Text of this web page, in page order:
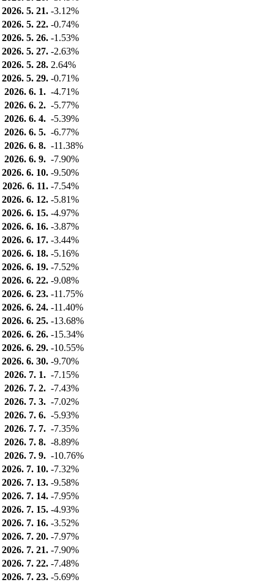
2026. 5. 21. -3.12%
2026. 5. 22. -0.74%
2026. 5. 26. -1.53%
2026. 5. 27. -2.63%
2026. 5. 28. 2.64%
2026. 5. 29. -0.71%
2026. 6. 1. -4.71%
2026. 6. 2. -5.77%
2026. 6. 4. -5.39%
2026. 6. 5. -6.77%
2026. 6. 8. -11.38%
2026. 6. 9. -7.90%
2026. 6. 10. -9.50%
2026. 6. 11. -7.54%
2026. 6. 12. -5.81%
2026. 6. 15. -4.97%
2026. 6. 16. -3.87%
2026. 6. 17. -3.44%
2026. 6. 18. -5.16%
2026. 6. 19. -7.52%
2026. 6. 22. -9.08%
2026. 6. 23. -11.75%
2026. 6. 24. -11.40%
2026. 6. 25. -13.68%
2026. 6. 26. -15.34%
2026. 6. 29. -10.55%
2026. 6. 30. -9.70%
2026. 7. 1. -7.15%
2026. 7. 2. -7.43%
2026. 7. 3. -7.02%
2026. 7. 6. -5.93%
2026. 7. 7. -7.35%
2026. 7. 8. -8.89%
2026. 7. 9. -10.76%
2026. 7. 10. -7.32%
2026. 7. 13. -9.58%
2026. 7. 14. -7.95%
2026. 7. 15. -4.93%
2026. 7. 16. -3.52%
2026. 7. 20. -7.97%
2026. 7. 21. -7.90%
2026. 7. 22. -7.48%
2026. 7. 23. -5.69%